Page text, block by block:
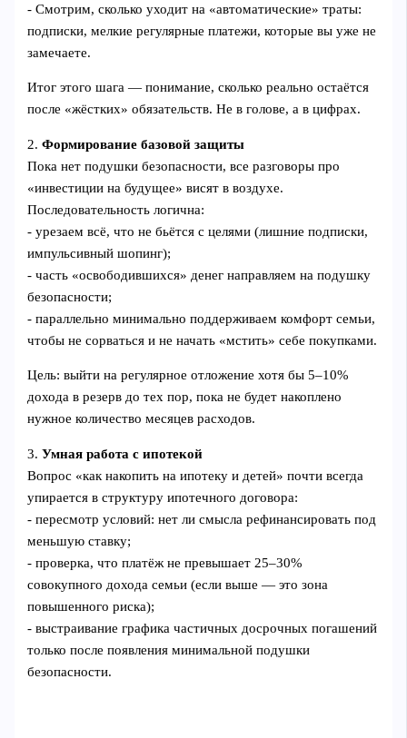
- Смотрим, сколько уходит на «автоматические» траты:
подписки, мелкие регулярные платежи, которые вы уже не
замечаете.
Итог этого шага — понимание, сколько реально остаётся
после «жёстких» обязательств. Не в голове, а в цифрах.
2.Формирование базовой защиты
Пока нет подушки безопасности, все разговоры про
«инвестиции на будущее» висят в воздухе.
Последовательность логична:
- урезаем всё, что не бьётся с целями (лишние подписки,
импульсивный шопинг);
- часть «освободившихся» денег направляем на подушку
безопасности;
- параллельно минимально поддерживаем комфорт семьи,
чтобы не сорваться и не начать «мстить» себе покупками.
Цель: выйти на регулярное отложение хотя бы 5–10%
дохода в резерв до тех пор, пока не будет накоплено
нужное количество месяцев расходов.
3.Умная работа с ипотекой
Вопрос «как накопить на ипотеку и детей» почти всегда
упирается в структуру ипотечного договора:
- пересмотр условий: нет ли смысла рефинансировать под
меньшую ставку;
- проверка, что платёж не превышает 25–30%
совокупного дохода семьи (если выше — это зона
повышенного риска);
- выстраивание графика частичных досрочных погашений
только после появления минимальной подушки
безопасности.